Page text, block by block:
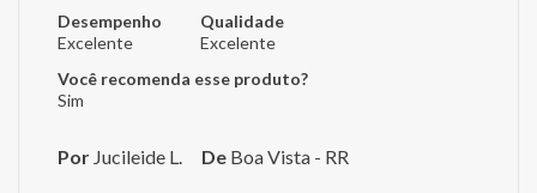
Desempenho
Excelente
Qualidade
Excelente
Você recomenda esse produto?
Sim
Por Jucileide L. De Boa Vista - RR